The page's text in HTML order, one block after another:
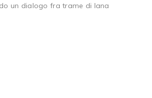
un dialogo fra trame di lana